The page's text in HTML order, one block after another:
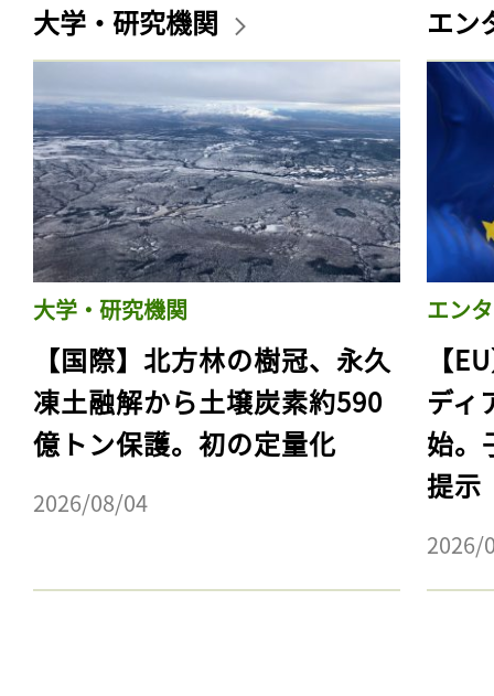
大学・研究機関
大学・研究機関
【国際】北方林の樹冠、永久
凍土融解から土壌炭素約590
億トン保護。初の定量化
2026/08/04
エン
エン
【
ディ
始。
提示
2026/